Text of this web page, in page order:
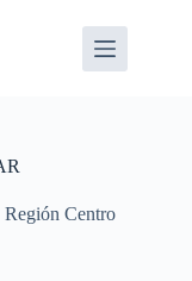
Centro